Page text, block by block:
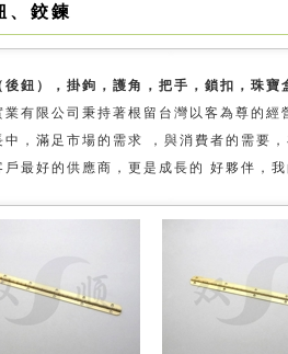
、鉸鍊
後鈕），掛鉤，護角，把手，鎖扣，珠
業有限公司秉持著根留台灣以客為尊的
中，滿足市場的需求 ，與消費者的需要
戶最好的供應商，更是成長的 好夥伴，